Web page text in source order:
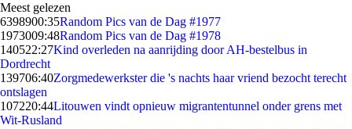
Meest gelezen
6398900:35Random Pics van de Dag #1977
1973009:48Random Pics van de Dag #1978
140522:27Kind overleden na aanrijding door AH-bestelbus in
Dordrecht
139706:40Zorgmedewerkster die 's nachts haar vriend bezocht terecht
ontslagen
107220:44Litouwen vindt opnieuw migrantentunnel onder grens met
Wit-Rusland